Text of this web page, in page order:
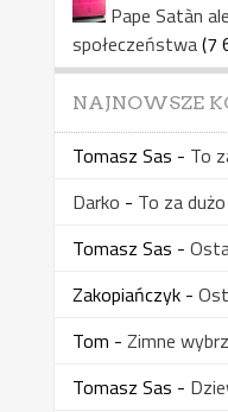
Pape Satàn
społeczeństwa(7
NAJNOWSZE
Tomasz Sas - To
Darko - To za
Tomasz Sas -
Zakopiańczyk-
Tom - Zimne
Tomasz Sas -